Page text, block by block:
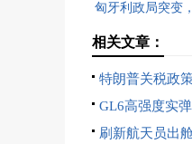
匈牙利政局突变
执政16年终
相关文章：
特朗普关税政
GL6高强度实
刷新航天员出